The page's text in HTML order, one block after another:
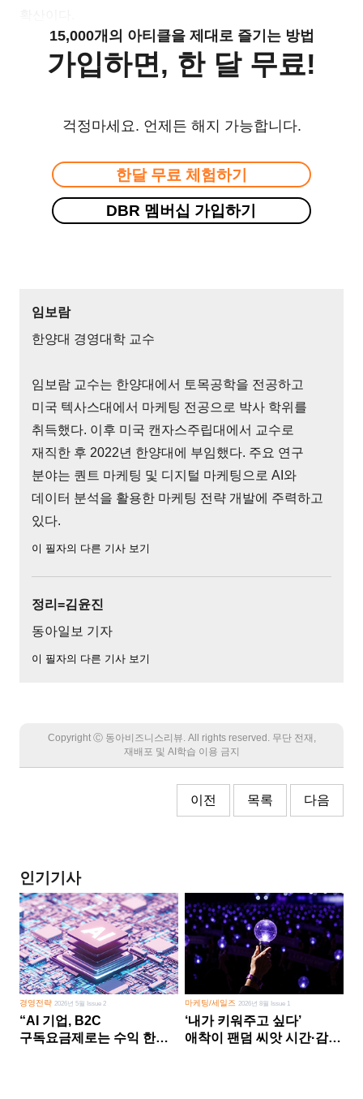
15,000개의 아티클을 제대로 즐기는 방법
가입하면, 한 달 무료!
걱정마세요. 언제든 해지 가능합니다.
한달 무료 체험하기
DBR 멤버십 가입하기
임보람
한양대 경영대학 교수
임보람 교수는 한양대에서 토목공학을 전공하고
미국 텍사스대에서 마케팅 전공으로 박사 학위를
취득했다. 이후 미국 캔자스주립대에서 교수로
재직한 후 2022년 한양대에 부임했다. 주요 연구
분야는 퀀트 마케팅 및 디지털 마케팅으로 AI와
데이터 분석을 활용한 마케팅 전략 개발에 주력하고
있다.
이 필자의 다른 기사 보기
정리=김윤진
동아일보 기자
이 필자의 다른 기사 보기
Copyright Ⓒ 동아비즈니스리뷰. All rights reserved. 무단 전재,
재배포 및 AI학습 이용 금지
이전 목록 다음
인기기사
경영전략 2026년 5월 Issue 2
“AI 기업, B2C
구독요금제로는 수익 한계
마케팅/세일즈 2026년 8월 Issue 1
‘내가 키워주고 싶다’
애착이 팬덤 씨앗 시간·감정